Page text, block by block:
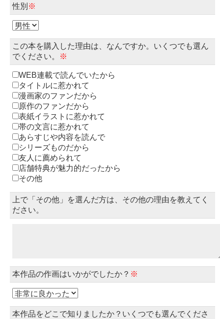
性別 ※
この本を購入した理由は、なんですか。いくつでも選ん
でください。
※
WEB連載で読んでいたから
タイトルに惹かれて
漫画家のファンだから
原作のファンだから
表紙イラストに惹かれて
帯の文言に惹かれて
あらすじや内容を読んで
シリーズものだから
友人に薦められて
店舗特典が魅力的だったから
その他
上で「その他」を選んだ方は、その他の理由を教えてく
ださい。
本作品の作画はいかがでしたか？ ※
本作品をどこで知りましたか？いくつでも選んでくださ